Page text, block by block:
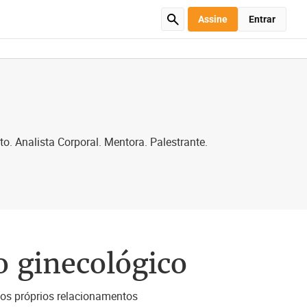
Assine Entrar
Analista Corporal. Mentora. Palestrante.
ginecológico
próprios relacionamentos